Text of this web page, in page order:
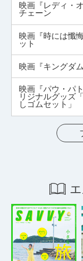
映画『レディ・
チェーン
映画『時には懺
ット
映画『キングダ
映画『パウ・パ
リジナルグッズ
しゴムセット」